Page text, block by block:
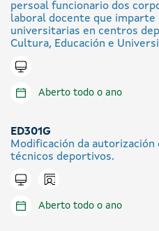
persoal funcionario dos
laboral docente que imparte
universitarias en centros
Cultura, Educación e
Tramitar en liña
Aberto todo o ano
ED301G
Modificación da
técnicos deportivos.
Tramitar en liña
Icono presencial
Aberto todo o ano